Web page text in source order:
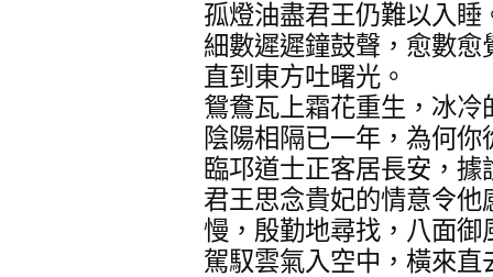
孤燈油盡君王仍難以入睡
細數遲遲鐘鼓聲，愈數
直到東方吐曙光。
鴛鴦瓦上霜花重生，冰冷
陰陽相隔已一年，為何你
臨邛道士正客居長安，
君王思念貴妃的情意令
慢，殷勤地尋找，八面御
駕馭雲氣入空中，橫來